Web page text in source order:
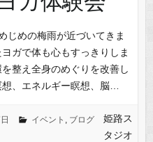
じめの梅雨が近づいてきま
ガで体も心もすっきりしま
整え全身のめぐりを改善し
、エネルギー瞑想、脳…
イベント , ブログ
姫路ス
タジオ